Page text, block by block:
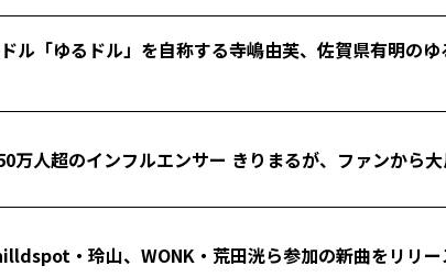
ル「ゆるドル」を自称する寺嶋由芙、佐賀県有明の
万人超のインフルエンサー きりまるが、ファンから
・玲山、WONK・荒田洸ら参加の新曲をリリー